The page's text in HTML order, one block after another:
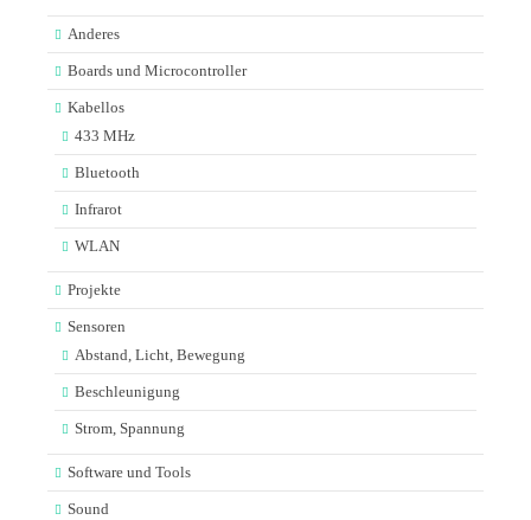
Anderes
Boards und Microcontroller
Kabellos
433 MHz
Bluetooth
Infrarot
WLAN
Projekte
Sensoren
Abstand, Licht, Bewegung
Beschleunigung
Strom, Spannung
Software und Tools
Sound